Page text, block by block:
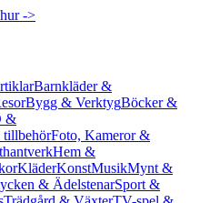
->
Barnkläder &
Bygg & VerktygBöcker &
&
tillbehörFoto, Kameror &
Hem &
KläderKonstMusikMynt &
& ÄdelstenarSport &